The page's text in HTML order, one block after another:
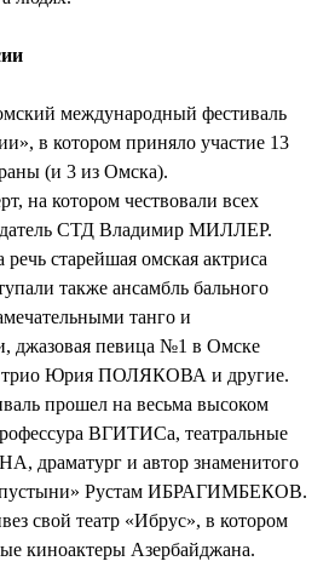
международный фестиваль
в котором приняло участие 13
(и 3 из Омска).
на котором чествовали всех
СТД Владимир МИЛЛЕР.
старейшая омская актриса
также ансамбль бального
танго и
джазовая певица №1 в Омске
Юрия ПОЛЯКОВА и другие.
прошел на весьма высоком
ВГИТИСа, театральные
драматург и автор знаменитого
пустыни» Рустам ИБРАГИМБЕКОВ.
свой театр «Ибрус», в котором
киноактеры Азербайджана.